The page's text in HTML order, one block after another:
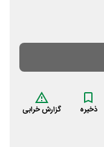
ذخیره گزارش خرابی